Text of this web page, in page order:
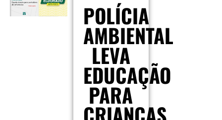
POLÍCIA
AMBIENTAL
LEVA
EDUCAÇÃO
PARA